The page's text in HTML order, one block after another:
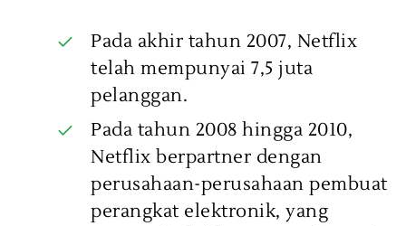
Pada akhir tahun 2007, Netflix
telah mempunyai 7,5 juta
pelanggan.
Pada tahun 2008 hingga 2010,
Netflix berpartner dengan
perusahaan-perusahaan pembuat
perangkat elektronik, yang